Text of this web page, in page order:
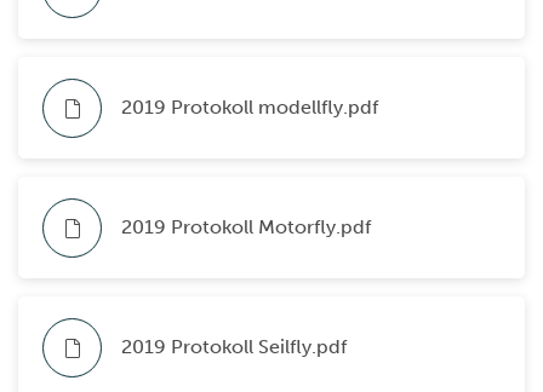
2019 Protokoll modellfly.pdf
2019 Protokoll Motorfly.pdf
2019 Protokoll Seilfly.pdf